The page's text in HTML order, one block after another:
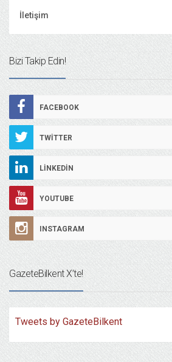
İletişim
Bizi Takip Edin!
FACEBOOK
TWITTER
LINKEDIN
YOUTUBE
INSTAGRAM
GazeteBilkent X’te!
Tweets by GazeteBilkent